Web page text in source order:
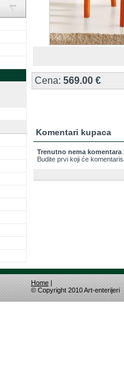
Cena: 569.00 €
Komentari kupaca
Trenutno nema
Budite prvi koji će
Home |
© Copyright 2010 Art-enterijeri